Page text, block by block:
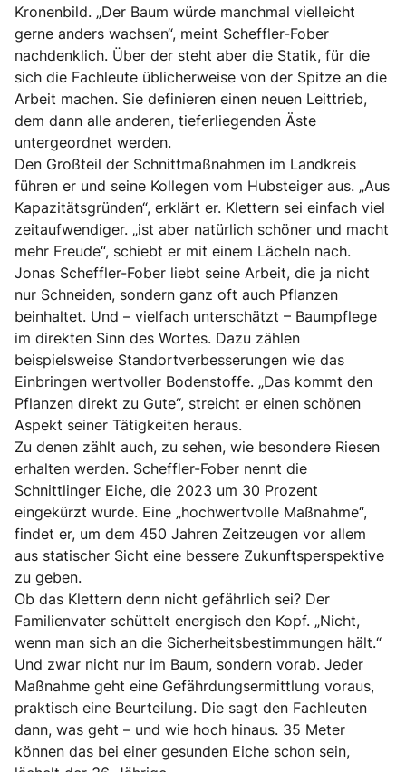
Kronenbild. „Der Baum würde manchmal vielleicht
gerne anders wachsen“, meint Scheffler-Fober
nachdenklich. Über der steht aber die Statik, für die
sich die Fachleute üblicherweise von der Spitze an die
Arbeit machen. Sie definieren einen neuen Leittrieb,
dem dann alle anderen, tieferliegenden Äste
untergeordnet werden.
Den Großteil der Schnittmaßnahmen im Landkreis
führen er und seine Kollegen vom Hubsteiger aus. „Aus
Kapazitätsgründen“, erklärt er. Klettern sei einfach viel
zeitaufwendiger. „ist aber natürlich schöner und macht
mehr Freude“, schiebt er mit einem Lächeln nach.
Jonas Scheffler-Fober liebt seine Arbeit, die ja nicht
nur Schneiden, sondern ganz oft auch Pflanzen
beinhaltet. Und – vielfach unterschätzt – Baumpflege
im direkten Sinn des Wortes. Dazu zählen
beispielsweise Standortverbesserungen wie das
Einbringen wertvoller Bodenstoffe. „Das kommt den
Pflanzen direkt zu Gute“, streicht er einen schönen
Aspekt seiner Tätigkeiten heraus.
Zu denen zählt auch, zu sehen, wie besondere Riesen
erhalten werden. Scheffler-Fober nennt die
Schnittlinger Eiche, die 2023 um 30 Prozent
eingekürzt wurde. Eine „hochwertvolle Maßnahme“,
findet er, um dem 450 Jahren Zeitzeugen vor allem
aus statischer Sicht eine bessere Zukunftsperspektive
zu geben.
Ob das Klettern denn nicht gefährlich sei? Der
Familienvater schüttelt energisch den Kopf. „Nicht,
wenn man sich an die Sicherheitsbestimmungen hält.“
Und zwar nicht nur im Baum, sondern vorab. Jeder
Maßnahme geht eine Gefährdungsermittlung voraus,
praktisch eine Beurteilung. Die sagt den Fachleuten
dann, was geht – und wie hoch hinaus. 35 Meter
können das bei einer gesunden Eiche schon sein,